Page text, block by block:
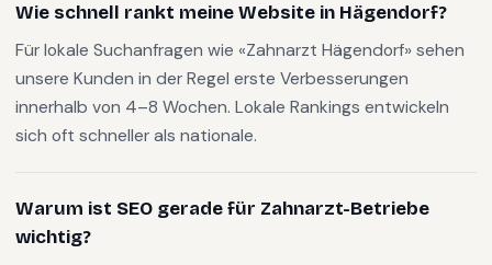
Wie schnell rankt meine Website in Hägendorf?
Für lokale Suchanfragen wie «Zahnarzt Hägendorf» sehen
unsere Kunden in der Regel erste Verbesserungen
innerhalb von 4–8 Wochen. Lokale Rankings entwickeln
sich oft schneller als nationale.
Warum ist SEO gerade für Zahnarzt-Betriebe
wichtig?